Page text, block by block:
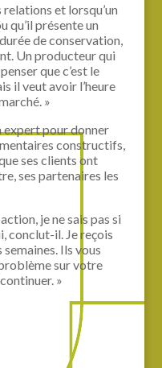
et lorsqu’un
qu’il présente un
de conservation,
Un producteur qui
que c’est le
il veut avoir l’heure
»
expert pour donner
constructifs,
ses clients ont
ses partenaires les
je ne sais pas si
conclut-il. Je reçois
Ils vous
sur votre
»